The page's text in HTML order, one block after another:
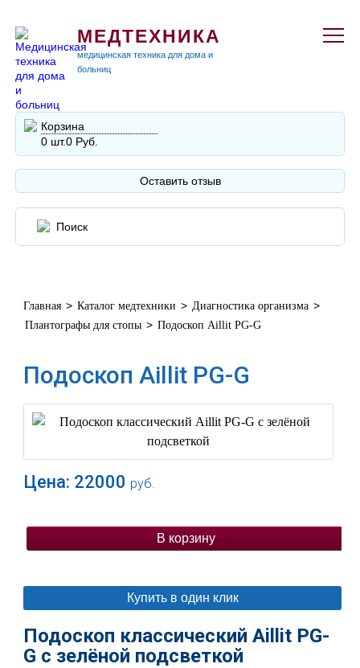
МЕДТЕХНИКА
медицинская техника для дома и
больниц
Корзина
0 шт.0 Руб.
Оставить отзыв
Главная > Каталог медтехники > Диагностика организма >
Плантографы для стопы > Подоскоп Aillit PG-G
Подоскоп Aillit PG-G
Цена: 22000 руб.
В корзину
Купить в один клик
Подоскоп классический Aillit PG-
G с зелёной подсветкой